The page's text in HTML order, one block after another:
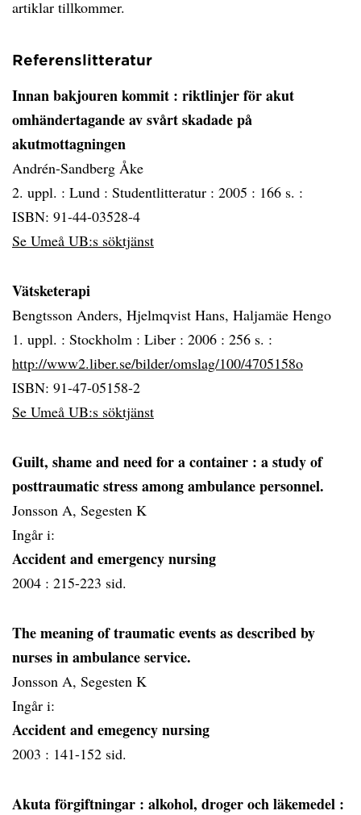
artiklar tillkommer.
Referenslitteratur
Innan bakjouren kommit : riktlinjer för akut
omhändertagande av svårt skadade på
akutmottagningen
Andrén-Sandberg Åke
2. uppl. : Lund : Studentlitteratur : 2005 : 166 s. :
ISBN: 91-44-03528-4
Se Umeå UB:s söktjänst
Vätsketerapi
Bengtsson Anders, Hjelmqvist Hans, Haljamäe Hengo
1. uppl. : Stockholm : Liber : 2006 : 256 s. :
http://www2.liber.se/bilder/omslag/100/4705158o
ISBN: 91-47-05158-2
Se Umeå UB:s söktjänst
Guilt, shame and need for a container : a study of
posttraumatic stress among ambulance personnel.
Jonsson A, Segesten K
Ingår i:
Accident and emergency nursing
2004 : 215-223 sid.
The meaning of traumatic events as described by
nurses in ambulance service.
Jonsson A, Segesten K
Ingår i:
Accident and emegency nursing
2003 : 141-152 sid.
Akuta förgiftningar : alkohol, droger och läkemedel :